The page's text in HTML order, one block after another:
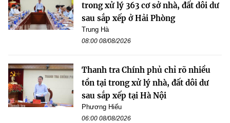
trong xử lý 363 cơ sở nhà, đất dôi dư
sau sắp xếp ở Hải Phòng
Trung Hà
08:00 08/08/2026
Thanh tra Chính phủ chỉ rõ nhiều
tồn tại trong xử lý nhà, đất dôi dư
sau sắp xếp tại Hà Nội
Phương Hiếu
06:00 08/08/2026